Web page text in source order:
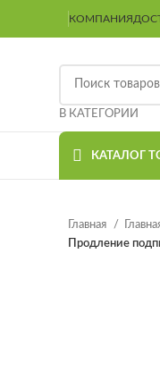
КОМПАНИЯ
В КАТЕГОРИИ
КАТАЛОГ
Главная
Продление